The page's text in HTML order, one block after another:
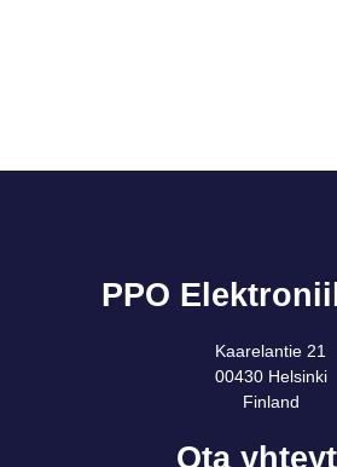
PPO
Kaarelantie 21
00430 Helsinki
Finland
Ota